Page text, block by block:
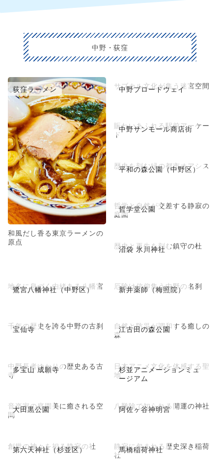
中野・荻窪
荻窪ラーメン
和風だし香る東京ラーメンの
原点
中野ブロードウェイ
サブカル文化が集う迷宮空間
中野サンモール商店街
賑わいあふれる駅前アーケー
ド
平和の森公園（中野区）
歴史を刻む緑の都市オアシス
哲学堂公園
哲学と自然が交差する静寂の
庭園
沼袋 氷川神社
歴史と再生を刻む鎮守の杜
鷺宮八幡神社（中野区）
地名に息づく由緒ある八幡宮 新井薬師（梅照院）
厄除け信仰集う中野の名刹
宝仙寺
千年の歴史を誇る中野の古刹 江古田の森公園
自然と防災が調和する癒しの
森
多宝山 成願寺
中野長者ゆかりの歴史ある古
寺
杉並アニメーションミュ
ージアム
日本アニメ文化を体感する聖
地
大田黒公園
音楽家の庭園美に癒される空
間
阿佐ヶ谷神明宮
八難除で知られる開運の神社
第六天神社（杉並区）
創世の神々を祀る静寂の社 馬橋稲荷神社
静寂に包まれる歴史深き稲荷
社